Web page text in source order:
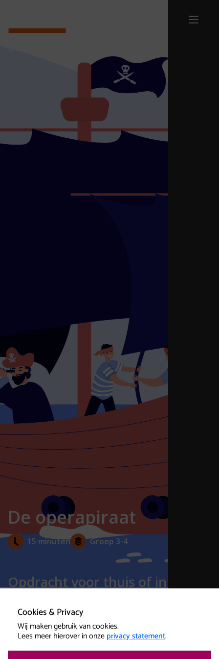
Cookies & Privacy
Wij maken gebruik van cookies.
Lees meer hierover in onzeprivacy statement.
De operapiraat
15 minuten Groep 3-4
Opdracht voor thuis of in de
Zing de longen uit je lijf met de Operapiraat, en zijn